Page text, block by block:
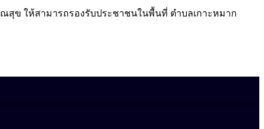
สุข ให้สามารถรองรับประชาชนในพื้นที่ ตำบลเกาะหมาก